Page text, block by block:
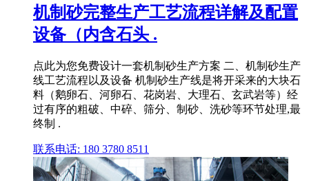
机制砂完整生产工艺流程详解及配置
设备（内含石头 .
点此为您免费设计一套机制砂生产方案 二、机制砂生产
线工艺流程以及设备 机制砂生产线是将开采来的大块石
料（鹅卵石、河卵石、花岗岩、大理石、玄武岩等）经
过有序的粗破、中碎、筛分、制砂、洗砂等环节处理,最
终制 .
联系电话: 180 3780 8511